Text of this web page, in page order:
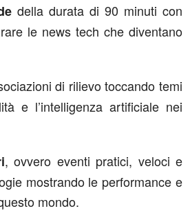
della durata di 90 minuti con
le news tech che diventano
di rilievo toccando temi
e l’intelligenza artificiale nei
, ovvero eventi pratici, veloci e
mostrando le performance e
mondo.